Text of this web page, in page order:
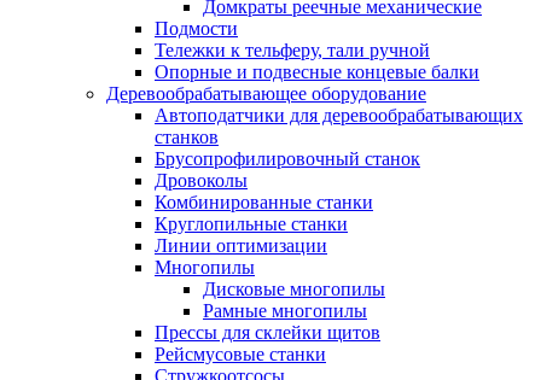
Домкраты реечные механические
Подмости
Тележки к тельферу, тали ручной
Опорные и подвесные концевые балки
Деревообрабатывающее оборудование
Автоподатчики для деревообрабатывающих
станков
Брусопрофилировочный станок
Дровоколы
Комбинированные станки
Круглопильные станки
Линии оптимизации
Многопилы
Дисковые многопилы
Рамные многопилы
Прессы для склейки щитов
Рейсмусовые станки
Стружкоотсосы